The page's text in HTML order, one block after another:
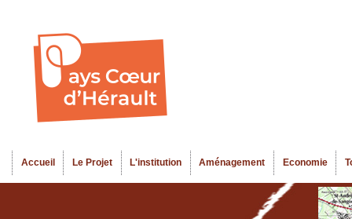
Menu principal
Accueil Le Projet L'institution Aménagement Economie